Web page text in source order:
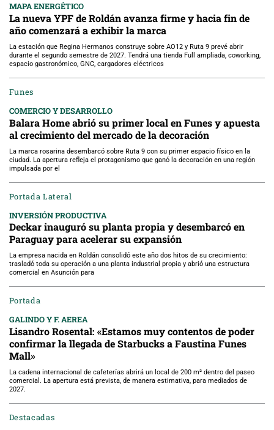
MAPA ENERGÉTICO
La nueva YPF de Roldán avanza firme y hacia fin de
año comenzará a exhibir la marca
La estación que Regina Hermanos construye sobre AO12 y Ruta 9 prevé abrir
durante el segundo semestre de 2027. Tendrá una tienda Full ampliada, coworking,
espacio gastronómico, GNC, cargadores eléctricos
Funes
COMERCIO Y DESARROLLO
Balara Home abrió su primer local en Funes y apuesta
al crecimiento del mercado de la decoración
La marca rosarina desembarcó sobre Ruta 9 con su primer espacio físico en la
ciudad. La apertura refleja el protagonismo que ganó la decoración en una región
impulsada por el
Portada Lateral
INVERSIÓN PRODUCTIVA
Deckar inauguró su planta propia y desembarcó en
Paraguay para acelerar su expansión
La empresa nacida en Roldán consolidó este año dos hitos de su crecimiento:
trasladó toda su operación a una planta industrial propia y abrió una estructura
comercial en Asunción para
Portada
GALINDO Y F. AEREA
Lisandro Rosental: «Estamos muy contentos de poder
confirmar la llegada de Starbucks a Faustina Funes
Mall»
La cadena internacional de cafeterías abrirá un local de 200 m² dentro del paseo
comercial. La apertura está prevista, de manera estimativa, para mediados de
2027.
Destacadas